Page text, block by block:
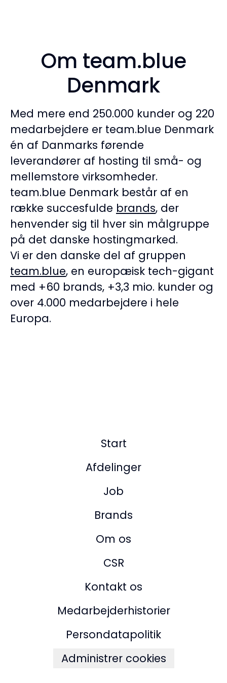
Om team.blue
Denmark
Med mere end 250.000 kunder og 220
medarbejdere er team.blue Denmark
én af Danmarks førende
leverandører af hosting til små- og
mellemstore virksomheder.
team.blue Denmark består af en
række succesfulde brands, der
henvender sig til hver sin målgruppe
på det danske hostingmarked.
Vi er den danske del af gruppen
team.blue, en europæisk tech-gigant
med +60 brands, +3,3 mio. kunder og
over 4.000 medarbejdere i hele
Europa.
Start
Afdelinger
Job
Brands
Om os
CSR
Kontakt os
Medarbejderhistorier
Persondatapolitik
Administrer cookies